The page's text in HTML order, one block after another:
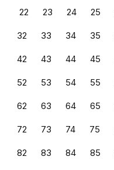
22 23 24 25
32 33 34 35
42 43 44 45
52 53 54 55
62 63 64 65
72 73 74 75
82 83 84 85